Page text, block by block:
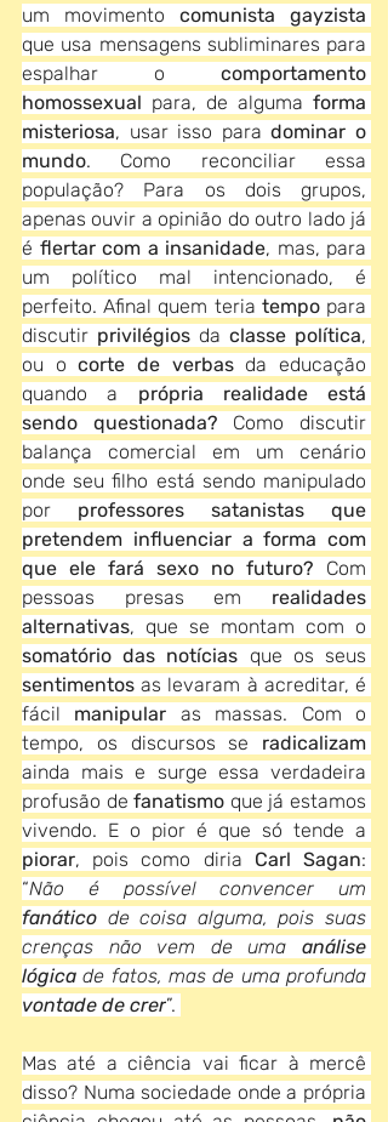
um movimento comunista gayzista
que usa mensagens subliminares para
espalhar o comportamento
homossexual para, de alguma forma
misteriosa, usar isso para dominar o
mundo. Como reconciliar essa
população? Para os dois grupos,
apenas ouvir a opinião do outro lado já
é flertar com a insanidade, mas, para
um político mal intencionado, é
perfeito. Afinal quem teria tempo para
discutir privilégios da classe política,
ou o corte de verbas da educação
quando a própria realidade está
sendo questionada? Como discutir
balança comercial em um cenário
onde seu filho está sendo manipulado
por professores satanistas que
pretendem influenciar a forma com
que ele fará sexo no futuro? Com
pessoas presas em realidades
alternativas
somatório das notícias que os seus
sentimentos as levaram à acreditar, é
fácil manipular as massas. Com o
tempo, os discursos se radicalizam
ainda mais e surge essa verdadeira
profusão de fanatismo que já estamos
piorar, pois como diria Carl Sagan:
“
fanático de coisa alguma, pois suas
crenças não vem de uma análise
lógica
vontade de crer”.
Mas até a ciência vai ficar à mercê
disso? Numa sociedade onde a própria